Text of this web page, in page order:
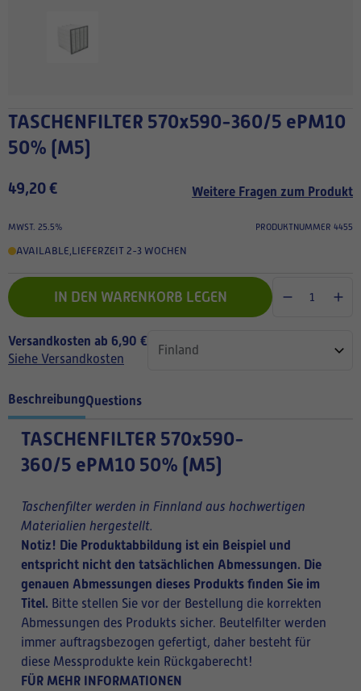
TASCHENFILTER 570x590-360/5 ePM10
50% (M5)
49,20 € Weitere Fragen zum Produkt
MWST. 25.5% PRODUKTNUMMER 4455
AVAILABLE,LIEFERZEIT 2-3 WOCHEN
IN DEN WARENKORB LEGEN
Versandkosten ab 6,90 €
Siehe Versandkosten
BeschreibungQuestions
TASCHENFILTER 570x590-
360/5 ePM10 50% (M5)
Taschenfilter werden in Finnland aus hochwertigen
Materialien hergestellt.
Notiz! Die Produktabbildung ist ein Beispiel und
entspricht nicht den tatsächlichen Abmessungen. Die
genauen Abmessungen dieses Produkts finden Sie im
Titel. Bitte stellen Sie vor der Bestellung die korrekten
Abmessungen des Produkts sicher. Beutelfilter werden
immer auftragsbezogen gefertigt, daher besteht für
diese Messprodukte kein Rückgaberecht!
FÜR MEHR INFORMATIONEN